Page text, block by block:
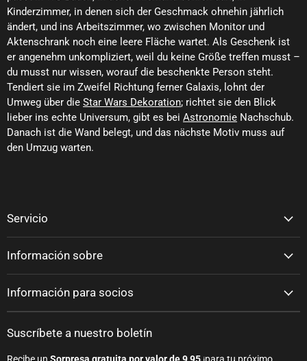
Kinderzimmer, in denen sich der Geschmack ohnehin jährlich
ändert, und ins Arbeitszimmer, wo zwischen Monitor und
Aktenschrank noch eine leere Fläche wartet. Als Geschenk ist
er angenehm unkompliziert, weil du keine Größe treffen musst –
du musst nur wissen, worauf die beschenkte Person steht.
Tendiert sie im Zweifel Richtung ferner Galaxis, lohnt der
Umweg über die Star Wars Dekoration; richtet sie den Blick
lieber ins echte Universum, gibt es bei Astronomie Nachschub.
Danach ist die Wand belegt, und das nächste Motiv muss auf
den Umzug warten.
Servicio
Información sobre
Información para socios
Suscríbete a nuestro boletín